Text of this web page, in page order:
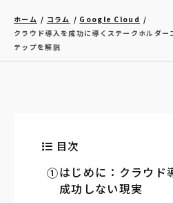
ホーム コラム
Google Cloud
クラウド導入を成功に導くステークホルダ
テップを解説
目次
はじめに：クラウド
成功しない現実